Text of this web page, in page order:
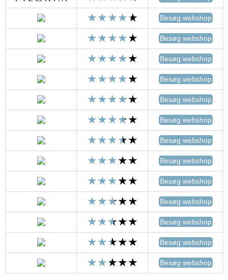
Besøg webshop
Besøg webshop
Besøg webshop
Besøg webshop
Besøg webshop
Besøg webshop
Besøg webshop
Besøg webshop
Besøg webshop
Besøg webshop
Besøg webshop
Besøg webshop
Besøg webshop